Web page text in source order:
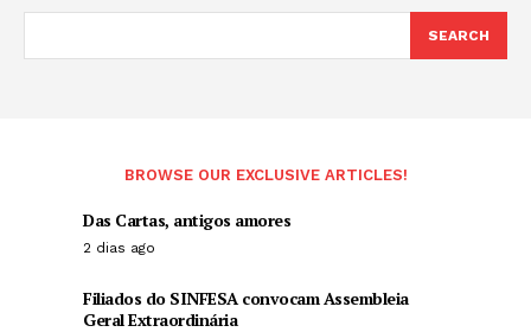
SEARCH
BROWSE OUR EXCLUSIVE ARTICLES!
Das Cartas, antigos amores
2 dias ago
Filiados do SINFESA convocam Assembleia
Geral Extraordinária